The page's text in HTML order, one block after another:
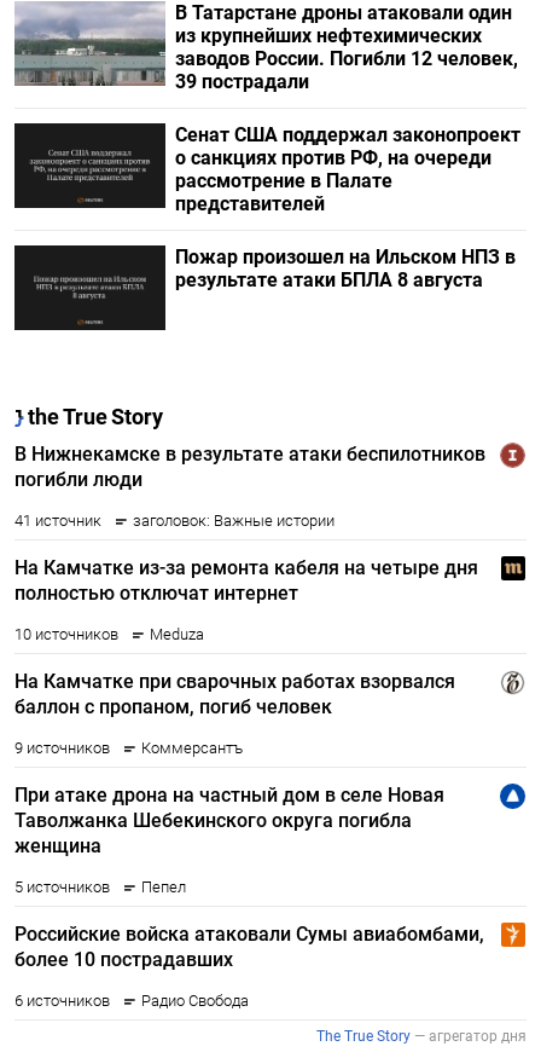
В Татарстане дроны атаковали один
из крупнейших нефтехимических
заводов России. Погибли 12 человек,
39 пострадали
Сенат США поддержал законопроект
о санкциях против РФ, на очереди
рассмотрение в Палате
представителей
Пожар произошел на Ильском НПЗ в
результате атаки БПЛА 8 августа